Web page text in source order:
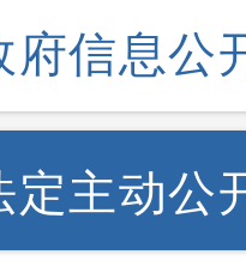
府信息公
定主动公